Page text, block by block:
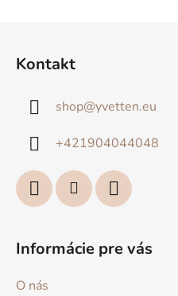
Kontakt
shop@yvetten.eu
+421904044048
Informácie pre vás
O nás